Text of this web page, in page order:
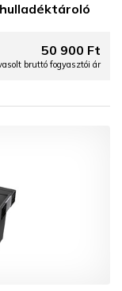
50 900 Ft
bruttó fogyasztói ár